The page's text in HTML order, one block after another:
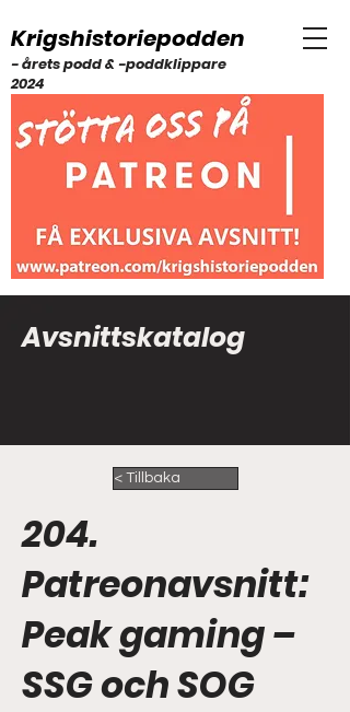
Krigshistoriepodden
- årets podd & -poddklippare
2024
Avsnittskatalog
< Tillbaka
204.
Patreonavsnitt:
Peak gaming –
SSG och SOG